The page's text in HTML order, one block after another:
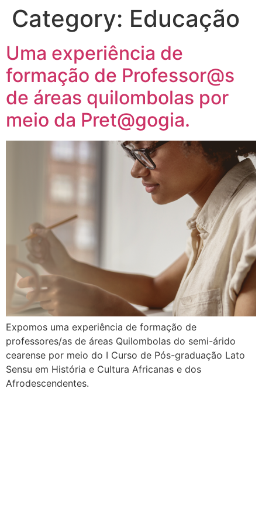
Category: Educação
Uma experiência de
formação de Professor@s
de áreas quilombolas por
meio da Pret@gogia.
Expomos uma experiência de formação de
professores/as de áreas Quilombolas do semi-árido
cearense por meio do I Curso de Pós-graduação Lato
Sensu em História e Cultura Africanas e dos
Afrodescendentes.